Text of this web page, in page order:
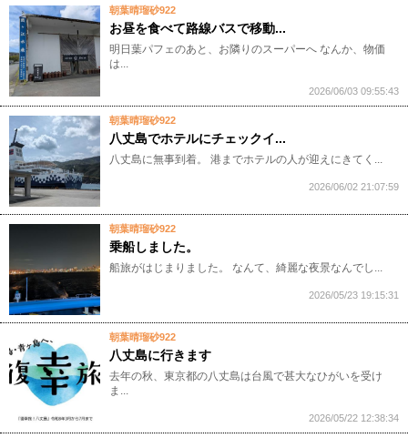
朝葉晴瑠砂922
お昼を食べて路線バスで移動...
明日葉パフェのあと、お隣りのスーパーへ なんか、物価
は...
2026/06/03 09:55:43
朝葉晴瑠砂922
八丈島でホテルにチェックイ...
八丈島に無事到着。 港までホテルの人が迎えにきてく...
2026/06/02 21:07:59
朝葉晴瑠砂922
乗船しました。
船旅がはじまりました。 なんて、綺麗な夜景なんでし...
2026/05/23 19:15:31
朝葉晴瑠砂922
八丈島に行きます
去年の秋、東京都の八丈島は台風で甚大なひがいを受け
ま...
2026/05/22 12:38:34